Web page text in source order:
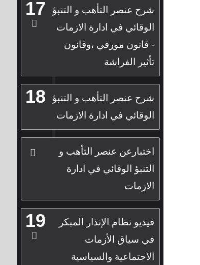
شرح عنصر التأهب و التنبؤ
الوقائي في ادارة الازمات
- قانون مورفي ،وقانون
تأثير الفراشة
17
شرح عنصر التأهب و التنبؤ
الوقائي في ادارة الازمات
18
اختبارعن عنصر التأهب و
التنبؤ الوقائي في ادارة
الازمات
فيديو نظام الإنذار المبكر
في سياق الأزمات
الاجتماعية والسياسية
19